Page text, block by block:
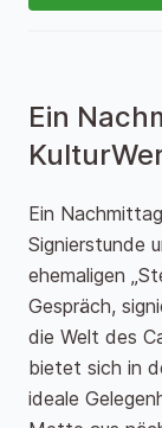
Ein
Ein
Signierstunde
ehemaligen
Gespräch,
die Welt des
bietet sich in
ideale